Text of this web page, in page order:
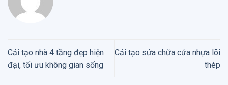
Cải tạo nhà 4 tầng đẹp hiện
đại, tối ưu không gian sống
Cải tạo sửa chữa cửa nhựa lõi
thép